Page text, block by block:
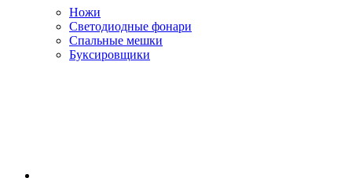
Ножи
Светодиодные фонари
Спальные мешки
Буксировщики